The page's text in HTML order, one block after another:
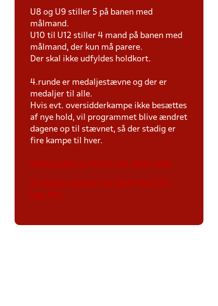
U8 og U9 stiller 5 på banen med
målmand.
U10 til U12 stiller 4 mand på banen med
målmand, der kun må parere.
Der skal ikke udfyldes holdkort.
4.runde er medaljestævne og der er
medaljer til alle.
Hvis evt. oversidderkampe ikke besættes
af nye hold, vil programmet blive ændret
dagene op til stævnet, så der stadig er
fire kampe til hver.
Spillereglerne findes via dette link.
Se ledige pladser via dette link (fra
uge 43).